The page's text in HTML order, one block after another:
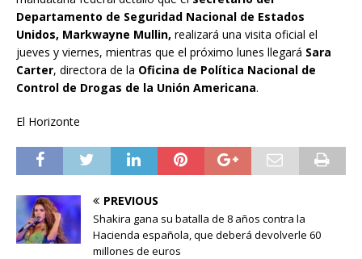
Departamento de Seguridad Nacional de Estados
Unidos, Markwayne Mullin, realizará una visita oficial el
jueves y viernes, mientras que el próximo lunes llegará Sara
Carter, directora de la Oficina de Política Nacional de
Control de Drogas de la Unión Americana.
El Horizonte
PREVIOUS
Shakira gana su batalla de 8 años contra la
Hacienda española, que deberá devolverle 60
millones de euros